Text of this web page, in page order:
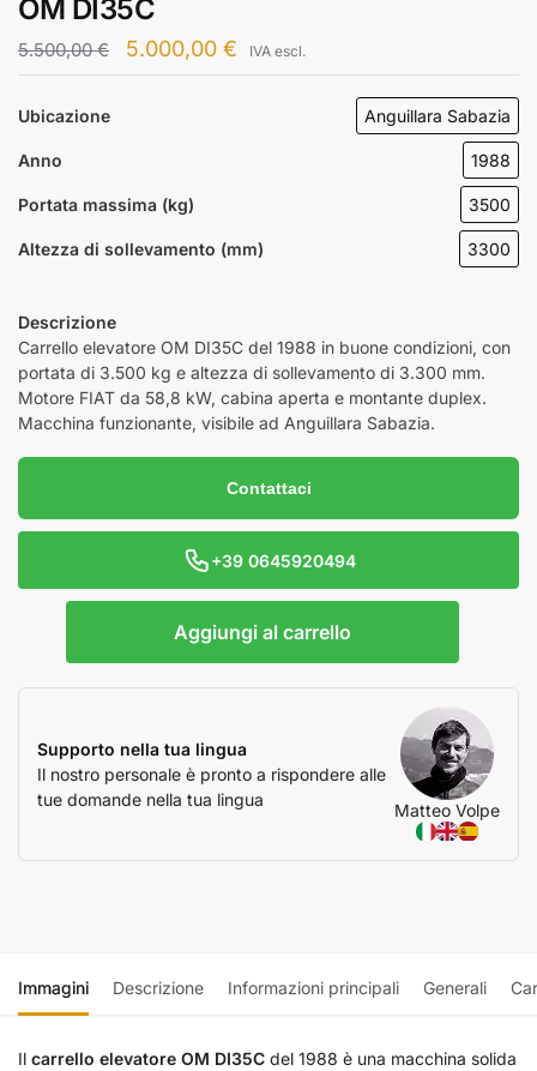
OM DI35C
5.500,00€ 5.000,00 € IVA escl.
Ubicazione Anguillara Sabazia
Anno 1988
Portata massima (kg) 3500
Altezza di sollevamento (mm) 3300
Descrizione
Carrello elevatore OM DI35C del 1988 in buone condizioni, con
portata di 3.500 kg e altezza di sollevamento di 3.300 mm.
Motore FIAT da 58,8 kW, cabina aperta e montante duplex.
Macchina funzionante, visibile ad Anguillara Sabazia.
Contattaci
+39 0645920494
Aggiungi al carrello
Supporto nella tua lingua
Il nostro personale è pronto a rispondere alle
tue domande nella tua lingua
Matteo Volpe
Immagini Descrizione Informazioni principali Generali
Il carrello elevatore OM DI35C del 1988 è una macchina solida